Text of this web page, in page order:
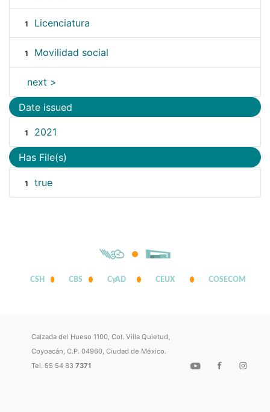
1 Licenciatura
1 Movilidad social
next >
Date issued
1 2021
Has File(s)
1 true
CSH CBS CyAD CEUX COSECOM
Calzada del Hueso 1100, Col. Villa Quietud,
Coyoacán, C.P. 04960, Ciudad de México.
Tel. 55 54 837371